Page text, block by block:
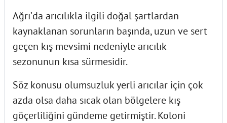
Ağrı’da arıcılıkla ilgili doğal şartlardan
kaynaklanan sorunların başında, uzun ve sert
geçen kış mevsimi nedeniyle arıcılık
sezonunun kısa sürmesidir.
Söz konusu olumsuzluk yerli arıcılar için çok
azda olsa daha sıcak olan bölgelere kış
göçerliliğini gündeme getirmiştir. Koloni